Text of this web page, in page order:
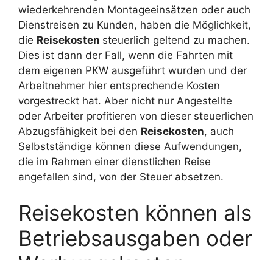
wiederkehrenden Montageeinsätzen oder auch
Dienstreisen zu Kunden, haben die Möglichkeit,
die Reisekosten steuerlich geltend zu machen.
Dies ist dann der Fall, wenn die Fahrten mit
dem eigenen PKW ausgeführt wurden und der
Arbeitnehmer hier entsprechende Kosten
vorgestreckt hat. Aber nicht nur Angestellte
oder Arbeiter profitieren von dieser steuerlichen
Abzugsfähigkeit bei den Reisekosten, auch
Selbstständige können diese Aufwendungen,
die im Rahmen einer dienstlichen Reise
angefallen sind, von der Steuer absetzen.
Reisekosten können als
Betriebsausgaben oder